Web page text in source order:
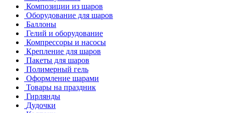
Композиции из шаров
Оборудование для шаров
Баллоны
Гелий и оборудование
Компрессоры и насосы
Крепление для шаров
Пакеты для шаров
Полимерный гель
Оформление шарами
Товары на праздник
Гирлянды
Дудочки